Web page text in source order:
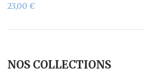
NOS COLLECTIONS
23,00 €